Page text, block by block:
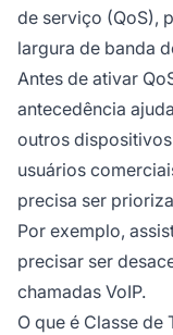
de serviço (QoS),
largura de banda
Antes de ativar
antecedência
outros
usuários
precisa ser
Por exemplo,
precisar ser
chamadas VoIP.
O que é Classe de